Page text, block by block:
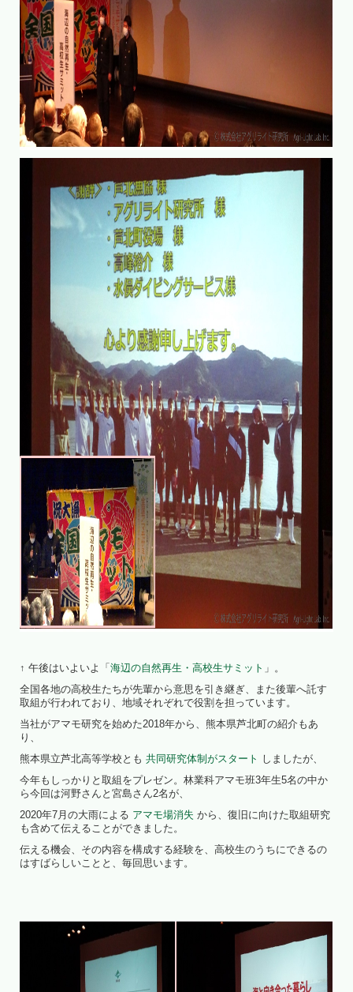
↑ 午後はいよいよ「 海辺の自然再生・高校生サミット 」。
全国各地の高校生たちが先輩から意思を引き継ぎ、また後輩へ託す
取組が行われており、地域それぞれで役割を担っています。
当社がアマモ研究を始めた2018年から、熊本県芦北町の紹介もあ
り、
熊本県立芦北高等学校とも 共同研究体制がスタート しましたが、
今年もしっかりと取組をプレゼン。林業科アマモ班3年生5名の中か
ら今回は河野さんと宮島さん2名が、
2020年7月の大雨による アマモ場消失 から、復旧に向けた取組研究
も含めて伝えることができました。
伝える機会、その内容を構成する経験を、高校生のうちにできるの
はすばらしいことと、毎回思います。